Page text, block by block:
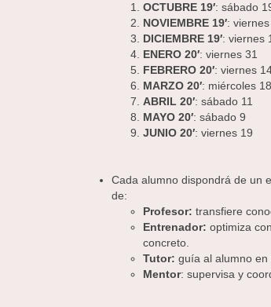
OCTUBRE 19′: sábado
NOVIEMBRE 19′:
DICIEMBRE 19′: viernes
ENERO 20′: viernes 31
FEBRERO 20′: viernes
MARZO 20′: miércoles 18
ABRIL 20′: sábado 11
MAYO 20′: sábado 9
JUNIO 20′: viernes 19
Cada alumno dispondrá de un
de:
Profesor: transfiere
Entrenador: optimiza
concreto.
Tutor: guía al alumno en
Mentor: supervisa y